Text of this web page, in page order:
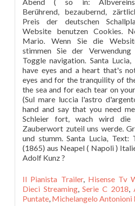
Il Pianista Trailer, Hisense Tv
Dieci Streaming,Serie C 2018,
Puntate, Michelangelo